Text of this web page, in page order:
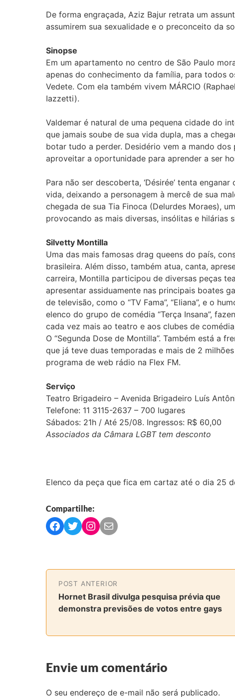
De forma engraçada, Aziz Bajur retrata um
assumirem sua sexualidade e o preconceito da
Sinopse
Em um apartamento no centro de São Paulo
apenas do conhecimento da família, para todos
Vedete. Com ela também vivem MÁRCIO
Iazzetti).
Valdemar é natural de uma pequena cidade do
que jamais soube de sua vida dupla, mas a
botar tudo a perder. Desidério vem a mando
aproveitar a oportunidade para aprender a ser
Para não ser descoberta, ‘Désirée’ tenta
vida, deixando a personagem à mercê de sua
chegada de sua Tia Finoca (Delurdes Moraes),
provocando as mais diversas, insólitas e hilárias
Silvetty Montilla
Uma das mais famosas drag queens do país,
brasileira. Além disso, também atua, canta,
carreira, Montilla participou de diversas peças
apresentar assiduamente nas principais boates
de televisão, como o “TV Fama”, “Eliana”, e o
elenco do grupo de comédia “Terça Insana”,
cada vez mais ao teatro e aos clubes de
O “Segunda Dose de Montilla”. Também está a
que já teve duas temporadas e mais de 2
programa de web rádio na Flex FM.
Serviço
Teatro Brigadeiro – Avenida Brigadeiro Luís
Telefone: 11 3115-2637 – 700 lugares
Sábados: 21h / Até 25/08. Ingressos: R$ 60,00
Associados da Câmara LGBT tem desconto
Elenco da peça que fica em cartaz até o dia 25
Compartilhe:
C
r
t
i
h
n
F
C
r
t
i
h
n
T
C
r
t
i
h
n
I
C
r
t
i
h
v
a
POST ANTERIOR
Hornet Brasil divulga pesquisa prévia que
demonstra previsões de votos entre gays
Envie um comentário
O seu endereço de e-mail não será publicado.